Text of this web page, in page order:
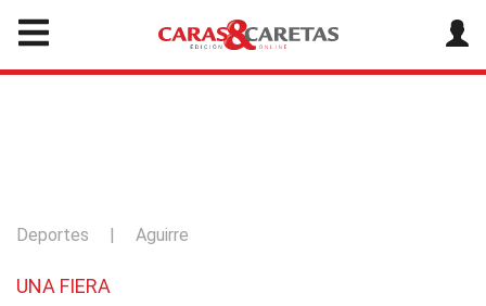
Deportes | Aguirre
UNA FIERA